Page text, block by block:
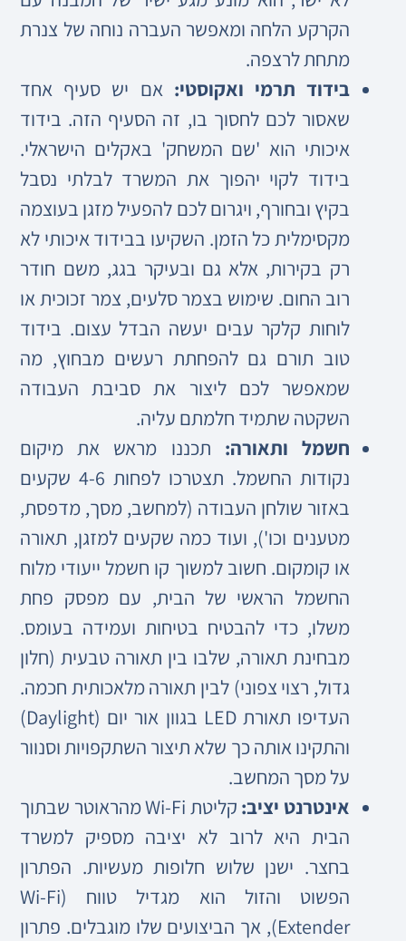
הקרקע הלחה ומאפשר העברה נוחה של צנרת
מתחת לרצפה.
בידוד תרמי ואקוסטי:אם יש סעיף אחד
שאסור לכם לחסוך בו, זה הסעיף הזה. בידוד
איכותי הוא 'שם המשחק' באקלים הישראלי.
בידוד לקוי יהפוך את המשרד לבלתי נסבל
בקיץ ובחורף, ויגרום לכם להפעיל מזגן בעוצמה
מקסימלית כל הזמן. השקיעו בבידוד איכותי לא
רק בקירות, אלא גם ובעיקר בגג, משם חודר
רוב החום. שימוש בצמר סלעים, צמר זכוכית או
לוחות קלקר עבים יעשה הבדל עצום. בידוד
טוב תורם גם להפחתת רעשים מבחוץ, מה
שמאפשר לכם ליצור את סביבת העבודה
השקטה שתמיד חלמתם עליה.
חשמל ותאורה:תכננו מראש את מיקום
נקודות החשמל. תצטרכו לפחות 4-6 שקעים
באזור שולחן העבודה (למחשב, מסך, מדפסת,
מטענים וכו'), ועוד כמה שקעים למזגן, תאורה
או קומקום. חשוב למשוך קו חשמל ייעודי מלוח
החשמל הראשי של הבית, עם מפסק פחת
משלו, כדי להבטיח בטיחות ועמידה בעומס.
מבחינת תאורה, שלבו בין תאורה טבעית (חלון
גדול, רצוי צפוני) לבין תאורה מלאכותית חכמה.
העדיפו תאורת LED בגוון אור יום (Daylight)
והתקינו אותה כך שלא תיצור השתקפויות וסנוור
על מסך המחשב.
אינטרנט יציב:
קליטת Wi-Fi מהראוטר שבתוך
הבית היא לרוב לא יציבה מספיק למשרד
בחצר. ישנן שלוש חלופות מעשיות. הפתרון
הפשוט והזול הוא מגדיל טווח (Wi-Fi
Extender), אך הביצועים שלו מוגבלים. פתרון